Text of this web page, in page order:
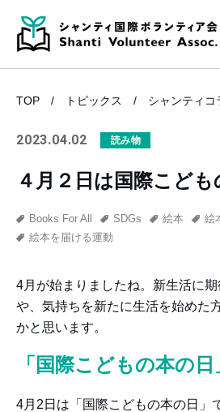
TOP トピックス シャンティコ
2023.04.02 読み物
４月２日は国際こども
Books For All SDGs 絵本
絵
絵本を届ける運動
4月が始まりましたね。新生活に
や、気持ちを新たに生活を始めた
かと思います。
「国際こどもの本の日
4月2日は「国際こどもの本の日」